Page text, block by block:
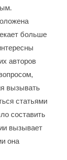
больше
авторов
вызывать
статьями
составить
вызывает
она